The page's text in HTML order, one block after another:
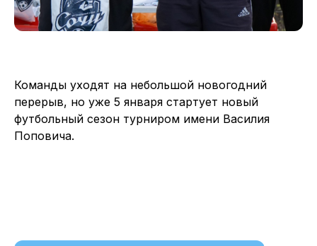
Команды уходят на небольшой новогодний
перерыв, но уже 5 января стартует новый
футбольный сезон турниром имени Василия
Поповича.